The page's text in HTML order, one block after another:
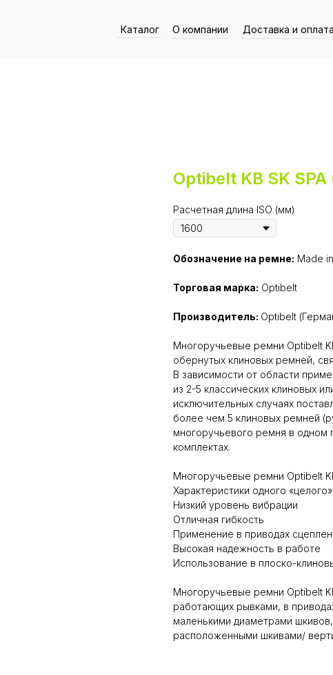
Каталог О компании Доставка и оплата
Optibelt KB SK
Расчетная длина ISO (мм)
Обозначение на ремне: Made
Торговая марка: Optibelt
Производитель: Optibelt
Многоручьевые ремни Optibelt
обернутых клиновых ремней,
В зависимости от области
из 2-5 классических клиновых
исключительных случаях
более чем 5 клиновых ремней
многоручьевого ремня в одном
комплектах.
Многоручьевые ремни Optibelt
Характеристики одного
Низкий уровень вибрации
Отличная гибкость
Применение в приводах
Высокая надежность в работе
Использование в плоско-
Многоручьевые ремни Optibelt
работающих рывками, в
маленькими диаметрами
расположенными шкивами/